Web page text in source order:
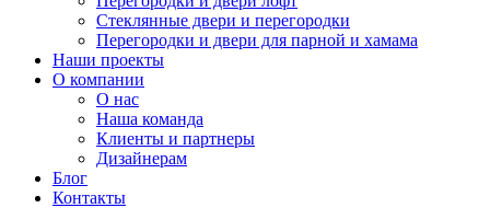
Стеклянные двери и перегородки
Перегородки и двери для парной и хамама
Наши проекты
О компании
О нас
Наша команда
Клиенты и партнеры
Дизайнерам
Блог
Контакты